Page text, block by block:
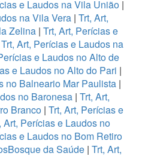
e Laudos na Vila União|
na Vila Vera| Trt, Art,
Zelina | Trt, Art, Perícias e
Trt, Art, Perícias e Laudos na
e Laudos no Alto de
e Laudos no Alto do Pari |
no Balneario Mar Paulista |
no Baronesa| Trt, Art,
Branco| Trt, Art, Perícias e
Art, Perícias e Laudos no
e Laudos no Bom Retiro
da Saúde | Trt, Art,